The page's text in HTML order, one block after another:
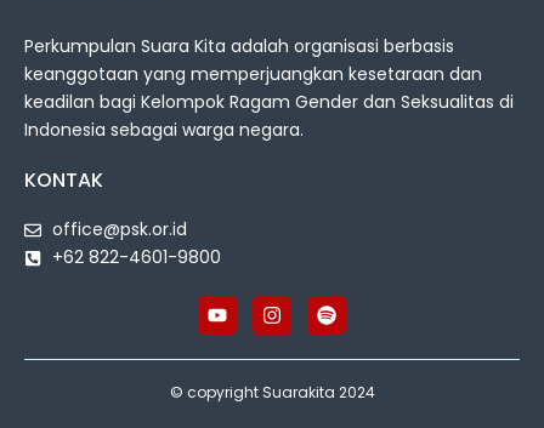
Perkumpulan Suara Kita adalah organisasi berbasis
keanggotaan yang memperjuangkan kesetaraan dan
keadilan bagi Kelompok Ragam Gender dan Seksualitas di
Indonesia sebagai warga negara.
KONTAK
office@psk.or.id
+62 822-4601-9800
© copyright Suarakita 2024